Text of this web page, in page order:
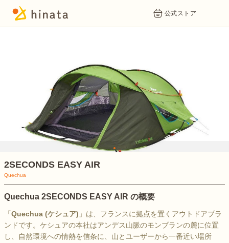
公式ストア
1
2SECONDS EASY AIR
Quechua
Quechua 2SECONDS EASY AIR の概要
「 Quechua (ケシュア) 」は、フランスに拠点を置くアウトドアブラ
ンドです。ケシュアの本社はアンデス山脈のモンブランの麓に位置
し、自然環境への情熱を信条に、山とユーザーから一番近い場所